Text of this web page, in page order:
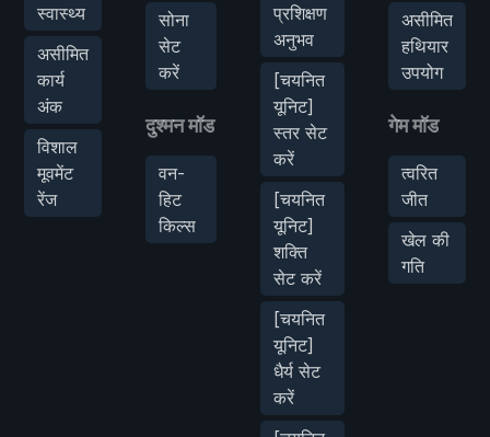
स्वास्थ्य
असीमित
कार्य
अंक
विशाल
मूवमेंट
रेंज
सोना
सेट
करें
दुश्मन मॉड
वन-
हिट
किल्स
प्रशिक्षण
अनुभव
[चयनित
यूनिट]
स्तर सेट
करें
[चयनित
यूनिट]
शक्ति
सेट करें
[चयनित
यूनिट]
धैर्य सेट
करें
असीमित
हथियार
उपयोग
गेम मॉड
त्वरित
जीत
खेल की
गति